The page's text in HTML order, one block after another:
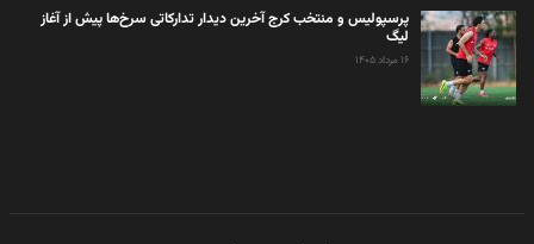
پرسپولیس و منتخب کرج آخرین دیدار تدارکاتی سرخ‌ها پیش از آغاز
لیگ
۱۶ مرداد ۱۴۰۵